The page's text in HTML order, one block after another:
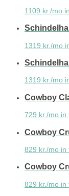
1109 kr./mo
1319 kr./mo
1319 kr./mo
Cowboy
729 kr./mo in
Cowboy
829 kr./mo in
Cowboy
829 kr./mo in